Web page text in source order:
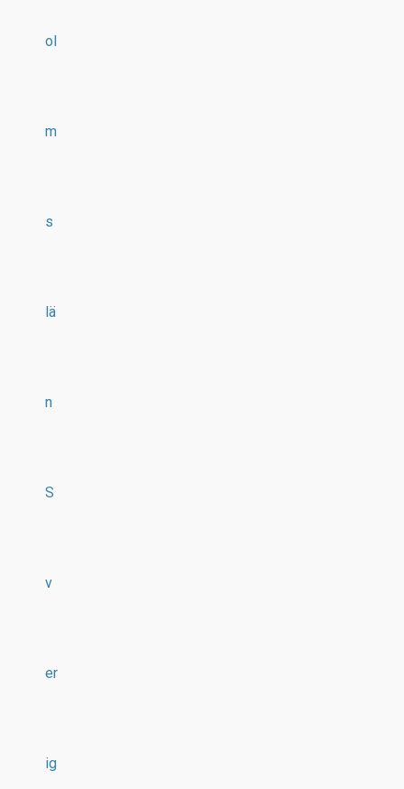
ol
m
s
lä
n
S
v
er
ig